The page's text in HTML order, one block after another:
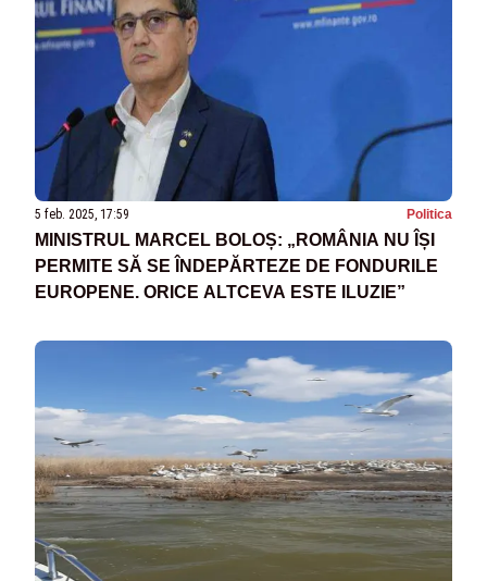
5 feb. 2025, 17:59 Politica
MINISTRUL MARCEL BOLOȘ: „ROMÂNIA NU ÎȘI
PERMITE SĂ SE ÎNDEPĂRTEZE DE FONDURILE
EUROPENE. ORICE ALTCEVA ESTE ILUZIE”